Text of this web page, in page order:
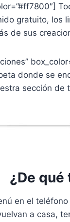
gratuito, los
de sus
donde se
sección de
¿De qué
en el
a casa,